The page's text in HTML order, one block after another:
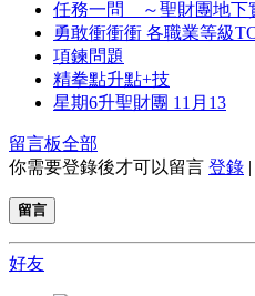
任務一問 ～聖財團地下
勇敢衝衝衝 各職業等級
項鍊問題
精拳點升點+技
星期6升聖財團 11月13
留言板全部
你需要登錄後才可以留言 登錄 |
留言
好友